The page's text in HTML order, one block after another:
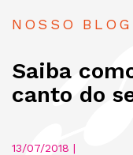
NOSSO BLOG
Saiba
canto do
13/07/2018 |